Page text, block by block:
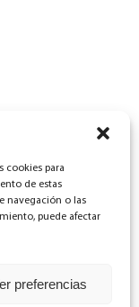
cookies para
de estas
navegación o las
puede afectar
preferencias